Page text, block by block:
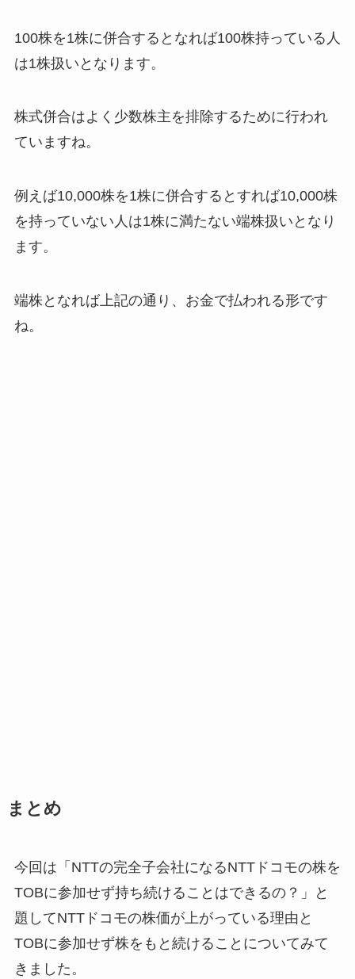
100株を1株に併合するとなれば100株持っている人
は1株扱いとなります。
株式併合はよく少数株主を排除するために行われ
ていますね。
例えば10,000株を1株に併合するとすれば10,000株
を持っていない人は1株に満たない端株扱いとなり
ます。
端株となれば上記の通り、お金で払われる形です
ね。
まとめ
今回は「NTTの完全子会社になるNTTドコモの株を
TOBに参加せず持ち続けることはできるの？」と
題してNTTドコモの株価が上がっている理由と
TOBに参加せず株をもと続けることについてみて
きました。